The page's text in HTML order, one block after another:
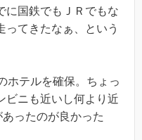
に国鉄でもＪＲでもな
ってきたなぁ、という
ホテルを確保。ちょっ
ビニも近いし何より近
ったのが良かった